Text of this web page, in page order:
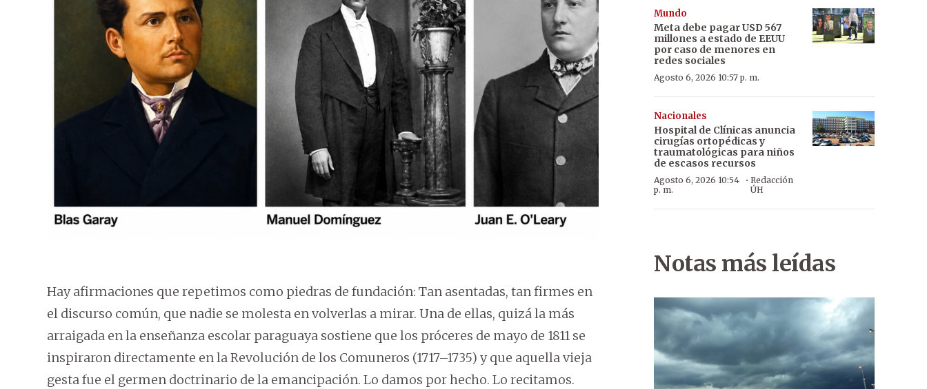
Hay afirmaciones que repetimos como piedras de fundación: Tan asentadas, tan firmes en
el discurso común, que nadie se molesta en volverlas a mirar. Una de ellas, quizá la más
arraigada en la enseñanza escolar paraguaya sostiene que los próceres de mayo de 1811 se
inspiraron directamente en la Revolución de los Comuneros (1717–1735) y que aquella vieja
gesta fue el germen doctrinario de la emancipación. Lo damos por hecho. Lo recitamos.
Mundo
Meta debe pagar USD 567
millones a estado de EEUU
por caso de menores en
redes sociales
Agosto 6, 2026 10:57 p. m.
Nacionales
Hospital de Clínicas anuncia
cirugías ortopédicas y
traumatológicas para niños
de escasos recursos
Agosto 6, 2026 10:54
p. m.
· Redacción
ÚH
Notas más leídas